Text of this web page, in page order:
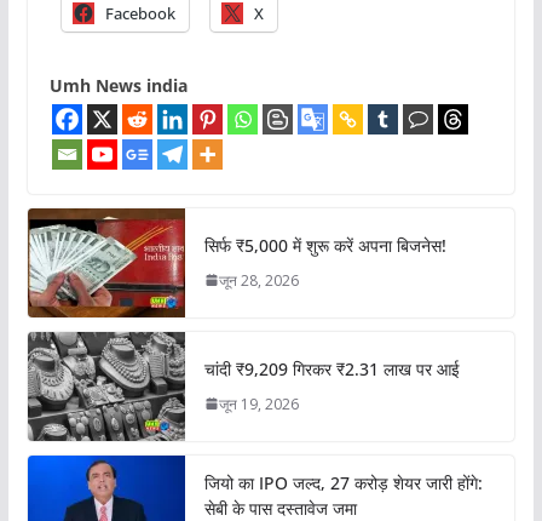
Facebook X
Umh News india
सिर्फ ₹5,000 में शुरू करें अपना बिजनेस!
जून 28, 2026
चांदी ₹9,209 गिरकर ₹2.31 लाख पर आई
जून 19, 2026
जियो का IPO जल्द, 27 करोड़ शेयर जारी होंगे:
सेबी के पास दस्तावेज जमा